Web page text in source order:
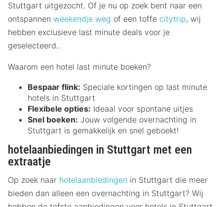
Stuttgart uitgezocht. Of je nu op zoek bent naar een
ontspannen weekendje weg of een toffe citytrip, wij
hebben exclusieve last minute deals voor je
geselecteerd..
Waarom een hotel last minute boeken?
Bespaar flink: Speciale kortingen op last minute
hotels in Stuttgart
Flexibele opties: Ideaal voor spontane uitjes
Snel boeken: Jouw volgende overnachting in
Stuttgart is gemakkelijk en snel geboekt!
hotelaanbiedingen in Stuttgart met een
extraatje
Op zoek naar hotelaanbiedingen in Stuttgart die meer
bieden dan alleen een overnachting in Stuttgart? Wij